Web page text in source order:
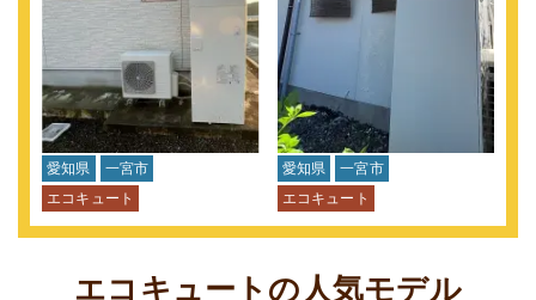
愛知県
一宮市
エコキュート
愛知県
一宮市
エコキュート
エコキュートの人気モデル